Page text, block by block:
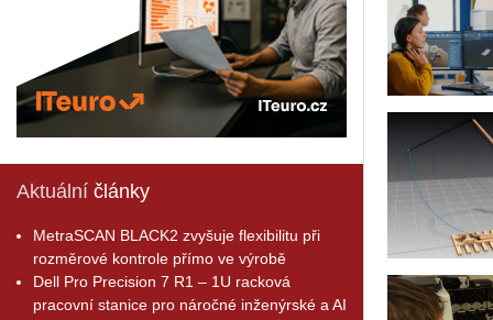
Aktuální články
MetraSCAN BLACK2 zvyšuje flexibilitu při
rozměrové kontrole přímo ve výrobě
Dell Pro Precision 7 R1 – 1U racková
pracovní stanice pro náročné inženýrské a AI